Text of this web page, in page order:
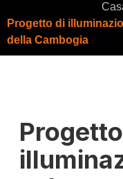
Progetto di
della Cambogia